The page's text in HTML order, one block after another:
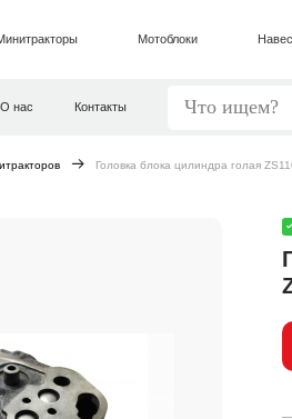
Мотоблоки
О нас Контакты
Головка блока цилиндра голая